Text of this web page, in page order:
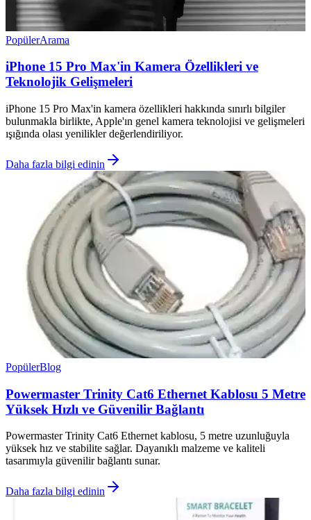
PopülerArama
iPhone 15 Pro Max'in Kamera Özellikleri ve
Teknolojik Gelişmeleri
iPhone 15 Pro Max'in kamera özellikleri hakkında sınırlı bilgiler
bulunmakla birlikte, Apple'ın genel kamera teknolojisi ve gelişmeleri
ışığında olası yenilikler değerlendiriliyor.
Daha fazla bilgi edinin
PopülerBlog
Powermaster Trinity Cat6 Ethernet Kablosu 5 Metre
Yüksek Hızlı ve Güvenilir Bağlantı
Powermaster Trinity Cat6 Ethernet kablosu, 5 metre uzunluğuyla
yüksek hız ve stabilite sağlar. Dayanıklı malzeme ve kaliteli
tasarımıyla güvenilir bağlantı sunar.
Daha fazla bilgi edinin